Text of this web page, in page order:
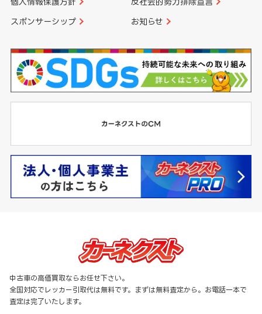
スポンサーシップ お知らせ
中古車の高価買取ならお任せ下さい。
全国対応でレッカー引取代は無料です。まずは無料査定から。お電話一本で
査定は完了いたします。